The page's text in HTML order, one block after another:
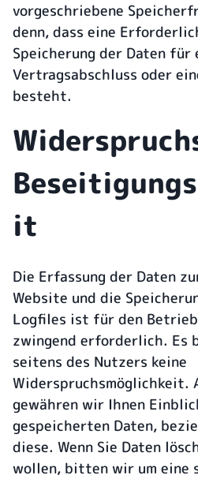
vorgeschriebene
denn, dass eine
Speicherung der Daten für
Vertragsabschluss oder
besteht.
it
Die Erfassung der Daten
Website und die
Logfiles ist für den
zwingend erforderlich. Es
seitens des Nutzers keine
Widerspruchsmöglichkeit.
gewähren wir Ihnen
gespeicherten Daten,
diese. Wenn Sie Daten
wollen, bitten wir um